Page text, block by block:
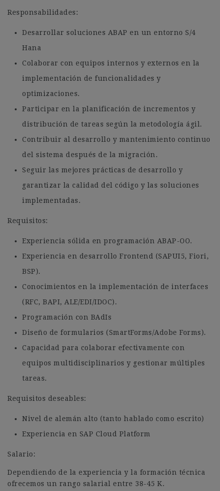
Responsabilidades:
Desarrollar soluciones ABAP en un entorno S/4
Hana
Colaborar con equipos internos y externos en la
implementación de funcionalidades y
optimizaciones.
Participar en la planificación de incrementos y
distribución de tareas según la metodología ágil.
Contribuir al desarrollo y mantenimiento continuo
del sistema después de la migración.
Seguir las mejores prácticas de desarrollo y
garantizar la calidad del código y las soluciones
implementadas.
Requisitos:
Experiencia sólida en programación ABAP-OO.
Experiencia en desarrollo Frontend (SAPUI5, Fiori,
BSP).
Conocimientos en la implementación de interfaces
(RFC, BAPI, ALE/EDI/IDOC).
Programación con BAdIs
Diseño de formularios (SmartForms/Adobe Forms).
Capacidad para colaborar efectivamente con
equipos multidisciplinarios y gestionar múltiples
tareas.
Requisitos deseables:
Nivel de alemán alto (tanto hablado como escrito)
Experiencia en SAP Cloud Platform
Salario:
Dependiendo de la experiencia y la formación técnica
ofrecemos un rango salarial entre 38-45 K.